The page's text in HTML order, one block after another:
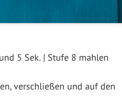
5 Sek. | Stufe 8 mahlen
verschließen und auf den